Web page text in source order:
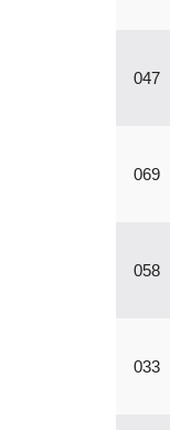
047
069
058
033